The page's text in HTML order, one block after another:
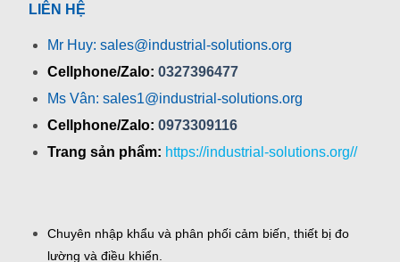
LIÊN HỆ
Mr Huy: sales@industrial-solutions.org
Cellphone/Zalo: 0327396477
Ms Vân: sales1@industrial-solutions.org
Cellphone/Zalo: 0973309116
Trang sản phẩm: https://industrial-solutions.org//
Chuyên nhập khẩu và phân phối cảm biến, thiết bị đo
lường và điều khiển.